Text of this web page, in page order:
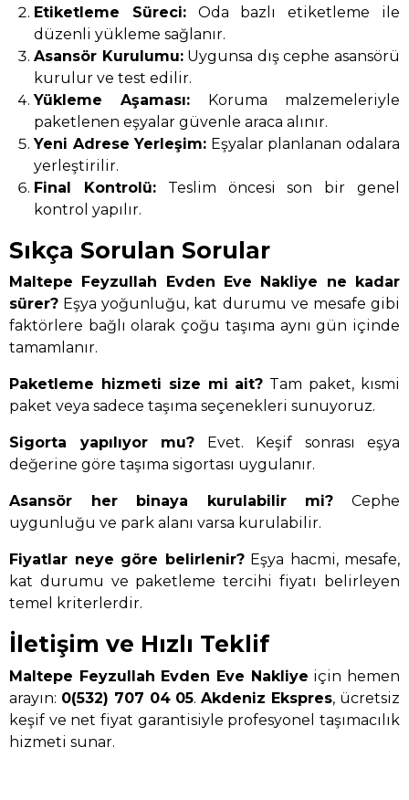
Etiketleme Süreci:Oda bazlı etiketleme ile
düzenli yükleme sağlanır.
Asansör Kurulumu:Uygunsa dış cephe asansörü
kurulur ve test edilir.
Yükleme Aşaması: Koruma malzemeleriyle
paketlenen eşyalar güvenle araca alınır.
Yeni Adrese Yerleşim: Eşyalar planlanan odalara
yerleştirilir.
Final Kontrolü: Teslim öncesi son bir genel
kontrol yapılır.
Sıkça Sorulan Sorular
Maltepe Feyzullah Evden Eve Nakliye ne kadar
sürer? Eşya yoğunluğu, kat durumu ve mesafe gibi
faktörlere bağlı olarak çoğu taşıma aynı gün içinde
tamamlanır.
Paketleme hizmeti size mi ait? Tam paket, kısmi
paket veya sadece taşıma seçenekleri sunuyoruz.
Sigorta yapılıyor mu? Evet. Keşif sonrası eşya
değerine göre taşıma sigortası uygulanır.
Asansör her binaya kurulabilir mi? Cephe
uygunluğu ve park alanı varsa kurulabilir.
Fiyatlar neye göre belirlenir?Eşya hacmi, mesafe,
kat durumu ve paketleme tercihi fiyatı belirleyen
temel kriterlerdir.
İletişim ve Hızlı Teklif
Maltepe Feyzullah Evden Eve Nakliye için hemen
arayın: 0(532) 707 04 05.Akdeniz Ekspres, ücretsiz
keşif ve net fiyat garantisiyle profesyonel taşımacılık
hizmeti sunar.